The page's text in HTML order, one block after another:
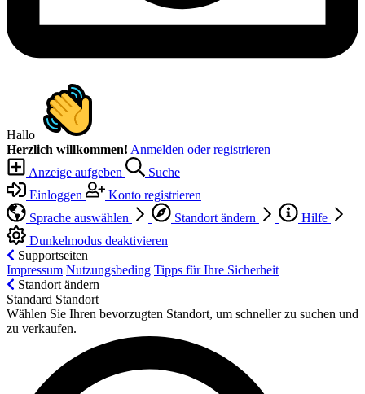
Hallo
Herzlich willkommen! Anmelden oder registrieren
Anzeige aufgeben
Suche
Einloggen
Konto registrieren
Sprache auswählen
Standort ändern
Hilfe
Dunkelmodus deaktivieren
Supportseiten
Impressum Nutzungsbeding Tipps für Ihre Sicherheit
Standort ändern
Standard Standort
Wählen Sie Ihren bevorzugten Standort, um schneller zu suchen und
zu verkaufen.